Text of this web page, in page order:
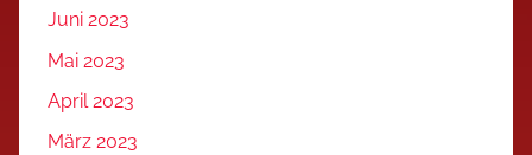
Juni 2023
Mai 2023
April 2023
März 2023